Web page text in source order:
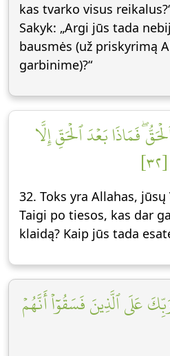
kas tvarko visus
Sakyk: „Argi jūs tada
bausmės (už priskyrimą
garbinime)?“
فَمَاذَا بَعۡدَ ٱلۡحَقِّ إِلَّا
32. Toks yra Allahas,
Taigi po tiesos, kas dar
klaidą? Kaip jūs tada
ٱلَّذِينَ فَسَقُوٓاْ أَنَّهُمۡ